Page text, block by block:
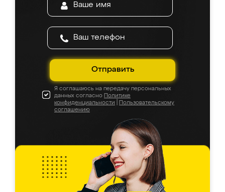
Отправить
Я соглашаюсь на передачу персональных
данных согласно Политике
конфиденциальности
Пользовательскому
соглашению